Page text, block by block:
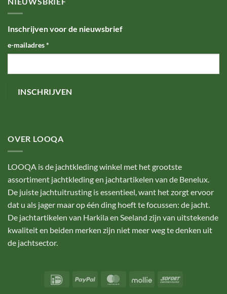
Inschrijven voor de nieuwsbrief
e-mailadres*
OVER LOOQA
LOOQA is de jachtkleding winkel met het grootste
assortiment jachtkleding en jachtartikelen van de Benelux.
De juiste jachtuitrusting is essentieel, want het zorgt ervoor
dat u als jager maar op één ding hoeft te focussen: de jacht.
De jachtartikelen van Harkila en Seeland zijn van uitstekende
kwaliteit en beiden merken zijn niet meer weg te denken uit
de jachtsector.
IDeal PayPal MasterCardMollie Sofort